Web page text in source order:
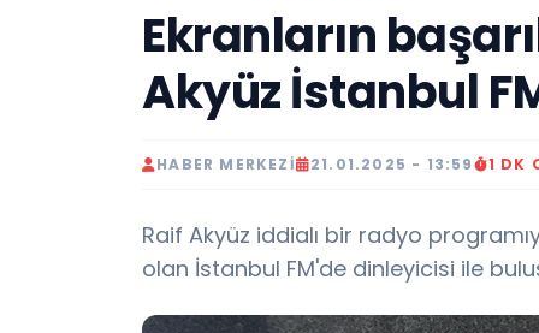
Ekranların
Akyüz İstanbul
HABER MERKEZI 21.01.2025 - 13:59 1 DK
Raif Akyüz iddialı bir radyo
olan İstanbul FM'de dinleyicisi ile